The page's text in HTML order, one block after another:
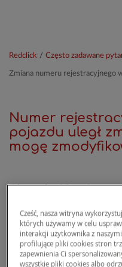
Redclick / Często zadawane
Zmiana numeru rejestracyjnego
Numer
pojazdu uległ
mogę
Aby zgłosić zmianę
ubezpieczeniowej,
nami drogą
adres
wszystkie
Cześć, nasza witryna
których używamy w celu
interakcji użytkownika z
profilujące pliki cookies stron
zapewnienia Ci
wszystkie pliki cookies albo